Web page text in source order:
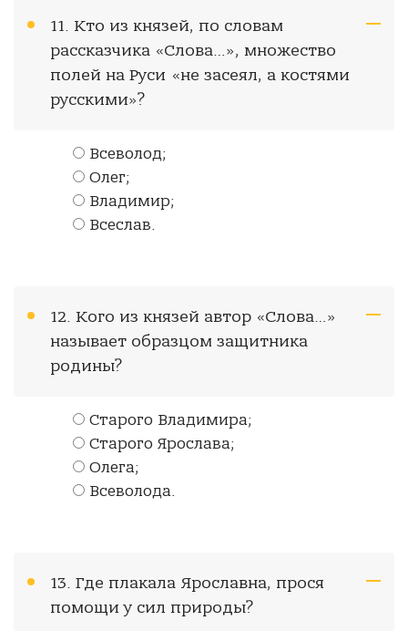
11. Кто из князей, по словам
рассказчика «Слова…», множество
полей на Руси «не засеял, а костями
русскими»?
Всеволод;
Олег;
Владимир;
Всеслав.
12. Кого из князей автор «Слова…»
называет образцом защитника
родины?
Старого Владимира;
Старого Ярослава;
Олега;
Всеволода.
13. Где плакала Ярославна, прося
помощи у сил природы?